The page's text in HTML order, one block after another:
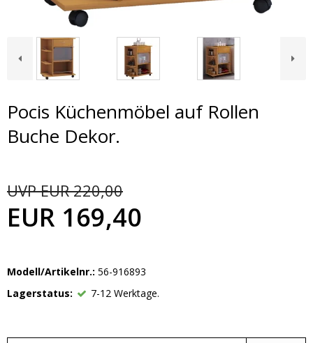
Pocis Küchenmöbel auf Rollen
Buche Dekor.
EUR 169,40
UVP EUR 220,00
Modell/Artikelnr.: 56-916893
Lagerstatus:
7-12 Werktage.